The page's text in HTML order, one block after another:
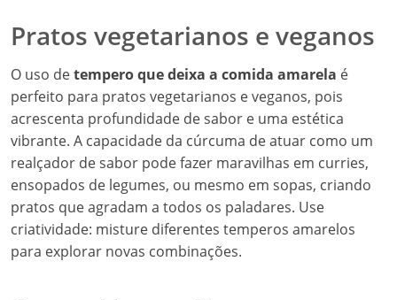
Pratos vegetarianos e veganos
O uso detempero que deixa a comida amarela é
perfeito para pratos vegetarianos e veganos, pois
acrescenta profundidade de sabor e uma estética
vibrante. A capacidade da cúrcuma de atuar como um
realçador de sabor pode fazer maravilhas em curries,
ensopados de legumes, ou mesmo em sopas, criando
pratos que agradam a todos os paladares. Use
criatividade: misture diferentes temperos amarelos
para explorar novas combinações.